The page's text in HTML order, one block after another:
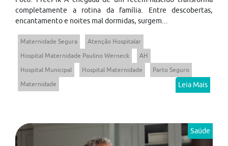
completamente a rotina da família. Entre descobertas,
encantamento e noites mal dormidas, surgem...
Maternidade Segura
Atenção Hospitalar
Hospital Maternidade Paulino Werneck
AH
Hospital Municipal
Hospital Maternidade
Parto Seguro
Maternidade
Leia Mais
Saúde